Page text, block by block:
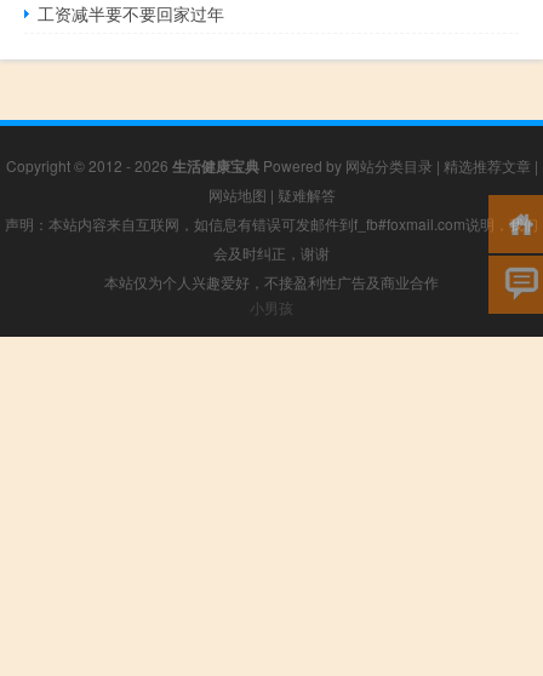
工资减半要不要回家过年
Copyright © 2012 - 2026 生活健康宝典Powered by 网站分类目录 | 精选推荐文章 |
网站地图 | 疑难解答
声明：本站内容来自互联网，如信息有错误可发邮件到f_fb#foxmail.com说明，我们
会及时纠正，谢谢
本站仅为个人兴趣爱好，不接盈利性广告及商业合作
小男孩